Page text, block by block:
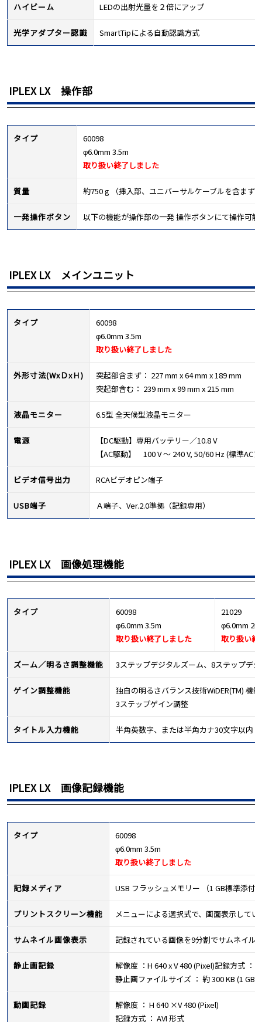
ハイビーム LEDの出射光量を２倍にアップ
光学アダプター認識 SmartTipによる自動認識方式
IPLEX LX 操作部
タイプ
60098
φ6.0mm 3.5m
取り扱い終了しました
質量 約750 g （挿入部、ユニバーサルケーブルを含まず）
一発操作ボタン 以下の機能が操作部の一発 操作ボタンにて操作可
IPLEX LX メインユニット
タイプ
60098
φ6.0mm 3.5m
取り扱い終了しました
外形寸法(WxＤxＨ)
突起部含まず： 227 mm x 64 mm x 189 mm
突起部含む： 239 mm x 99 mm x 215 mm
液晶モニター 6.5型 全天候型液晶モニター
電源
【DC駆動】専用バッテリー／10.8 V
【AC駆動】 100 V ～ 240 V, 50/60 Hz (標準AC
ビデオ信号出力 RCAビデオピン端子
USB端子 Ａ端子、Ver.2.0準拠（記録専用）
IPLEX LX 画像処理機能
タイプ
60098
φ6.0mm 3.5m
取り扱い終了しました
21029
φ6.0mm 2m
取り扱い終
ズーム／明るさ調整機能 3ステップデジタルズーム、8ステップデ
ゲイン調整機能
独自の明るさバランス技術WiDER(TM) 機
3ステップゲイン調整
タイトル入力機能 半角英数字、または半角カナ30文字以内
IPLEX LX 画像記録機能
タイプ
60098
φ6.0mm 3.5m
取り扱い終了しました
記録メディア USB フラッシュメモリー （1 GB標準添付
プリントスクリーン機能 メニューによる選択式で、画面表示して
サムネイル画像表示 記録されている画像を9分割でサムネイル
静止画記録
解像度 ：H 640 x V 480 (Pixel)記録方式 ：
静止画ファイルサイズ ： 約 300 KB (1
動画記録
解像度 ： H 640 ×V 480 (Pixel)
記録方式 ： AVI 形式